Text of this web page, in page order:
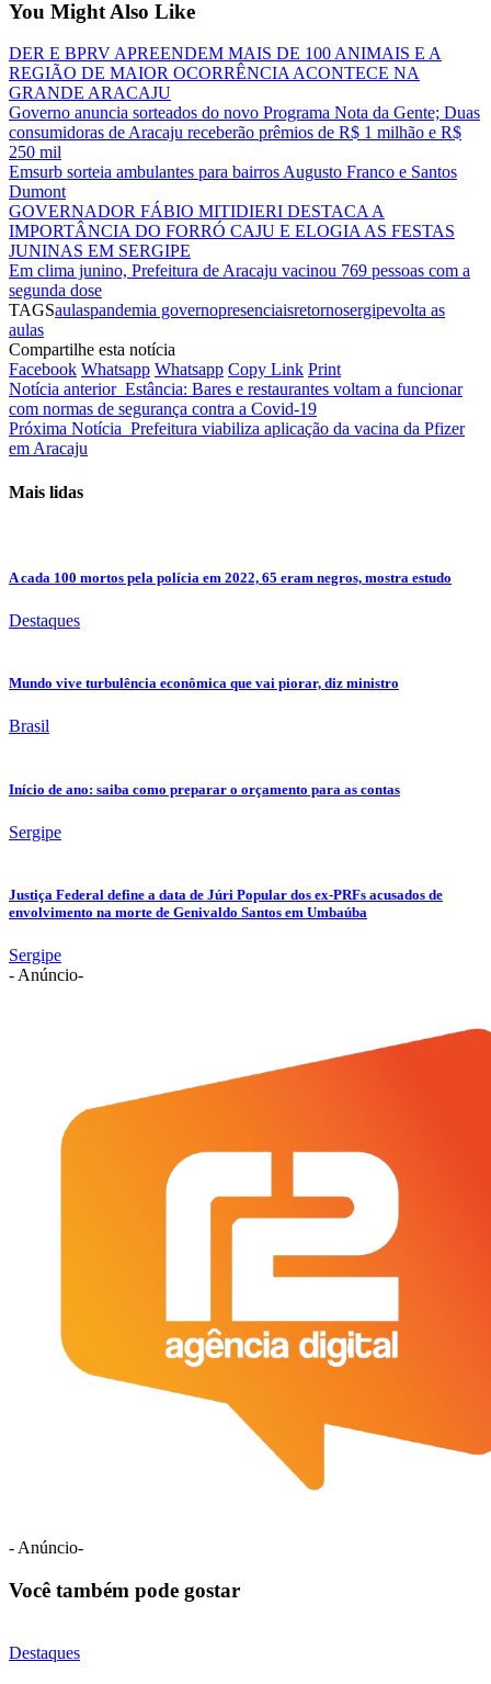
You Might Also Like
DER E BPRV APREENDEM MAIS DE 100 ANIMAIS E A
REGIÃO DE MAIOR OCORRÊNCIA ACONTECE NA
GRANDE ARACAJU
Governo anuncia sorteados do novo Programa Nota da Gente; Duas
consumidoras de Aracaju receberão prêmios de R$ 1 milhão e R$
250 mil
Emsurb sorteia ambulantes para bairros Augusto Franco e Santos
Dumont
GOVERNADOR FÁBIO MITIDIERI DESTACA A
IMPORTÂNCIA DO FORRÓ CAJU E ELOGIA AS FESTAS
JUNINAS EM SERGIPE
Em clima junino, Prefeitura de Aracaju vacinou 769 pessoas com a
segunda dose
TAGSaulaspandemia governopresenciaisretornosergipevolta as
aulas
Compartilhe esta notícia
Facebook Whatsapp Whatsapp Copy Link Print
Notícia anterior Estância: Bares e restaurantes voltam a funcionar
com normas de segurança contra a Covid-19
Próxima Notícia Prefeitura viabiliza aplicação da vacina da Pfizer
em Aracaju
Mais lidas
A cada 100 mortos pela polícia em 2022, 65 eram negros, mostra estudo
Destaques
Mundo vive turbulência econômica que vai piorar, diz ministro
Brasil
Início de ano: saiba como preparar o orçamento para as contas
Sergipe
Justiça Federal define a data de Júri Popular dos ex-PRFs acusados de
envolvimento na morte de Genivaldo Santos em Umbaúba
Sergipe
- Anúncio-
- Anúncio-
Você também pode gostar
Destaques